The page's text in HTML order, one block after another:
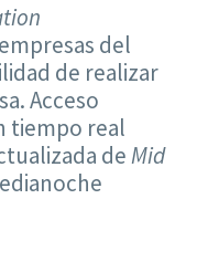
del
de realizar
Acceso
tiempo real
deMid